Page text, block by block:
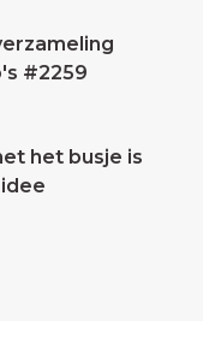
#2259
het busje is